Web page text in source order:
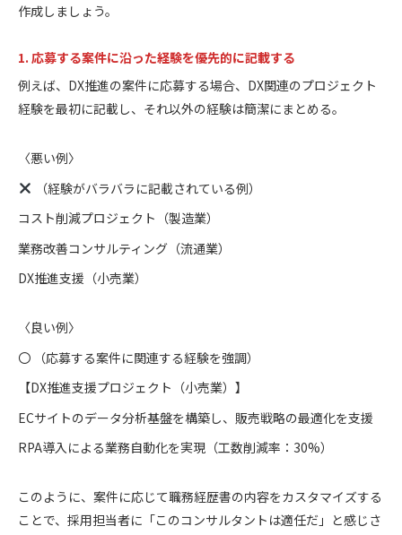
作成しましょう。
1. 応募する案件に沿った経験を優先的に記載する
例えば、DX推進の案件に応募する場合、DX関連のプロジェクト
経験を最初に記載し、それ以外の経験は簡潔にまとめる。
〈悪い例〉
（経験がバラバラに記載されている例）
コスト削減プロジェクト（製造業）
業務改善コンサルティング（流通業）
DX推進支援（小売業）
〈良い例〉
〇 （応募する案件に関連する経験を強調）
【DX推進支援プロジェクト（小売業）】
ECサイトのデータ分析基盤を構築し、販売戦略の最適化を支援
RPA導入による業務自動化を実現（工数削減率：30%）
このように、案件に応じて職務経歴書の内容をカスタマイズする
ことで、採用担当者に「このコンサルタントは適任だ」と感じさ